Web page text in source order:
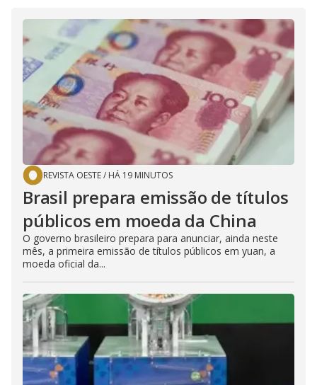
REVISTA OESTE/ HÁ 19 MINUTOS
Brasil prepara emissão de títulos
públicos em moeda da China
O governo brasileiro prepara para anunciar, ainda neste
mês, a primeira emissão de títulos públicos em yuan, a
moeda oficial da...